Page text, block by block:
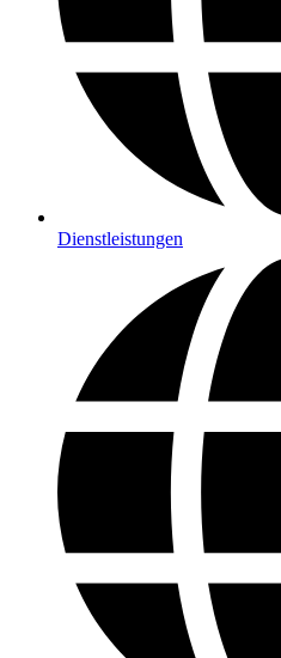
Dienstleistungen